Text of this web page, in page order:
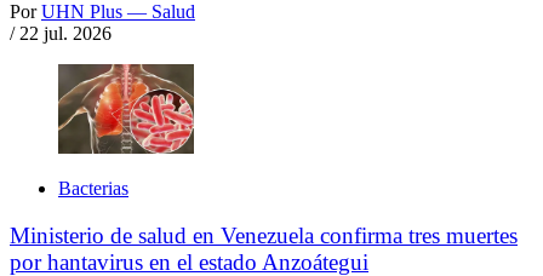
Por UHN Plus — Salud
/ 22 jul. 2026
Bacterias
Ministerio de salud en Venezuela confirma tres muertes
por hantavirus en el estado Anzoátegui